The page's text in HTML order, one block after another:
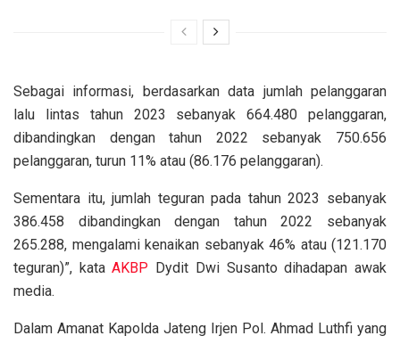
Sebagai informasi, berdasarkan data jumlah pelanggaran
lalu lintas tahun 2023 sebanyak 664.480 pelanggaran,
dibandingkan dengan tahun 2022 sebanyak 750.656
pelanggaran, turun 11% atau (86.176 pelanggaran).
Sementara itu, jumlah teguran pada tahun 2023 sebanyak
386.458 dibandingkan dengan tahun 2022 sebanyak
265.288, mengalami kenaikan sebanyak 46% atau (121.170
teguran)”, kataAKBP Dydit Dwi Susanto dihadapan awak
media.
Dalam Amanat Kapolda Jateng Irjen Pol. Ahmad Luthfi yang